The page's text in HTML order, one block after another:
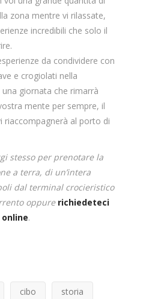
zona mentre vi rilassate,
incredibili che solo il
da condividere con
e crogiolati nella
giornata che rimarrà
mente per sempre, il
riaccompagnerà al porto di
stesso per prenotare la
a terra, di un’intera
dal terminal crocieristico
oppure richiedeteci
.
cibo storia